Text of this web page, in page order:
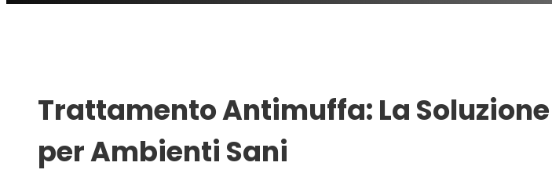
Trattamento Antimuffa: La
per Ambienti Sani